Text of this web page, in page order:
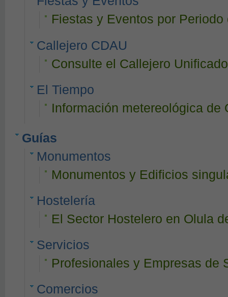
Fiestas y Eventos por
Callejero CDAU
Consulte el Callejero
El Tiempo
Información metereológica de
Guías
Monumentos
Monumentos y Edificios
Hostelería
El Sector Hostelero en Olula
Servicios
Profesionales y Empresas de
Comercios